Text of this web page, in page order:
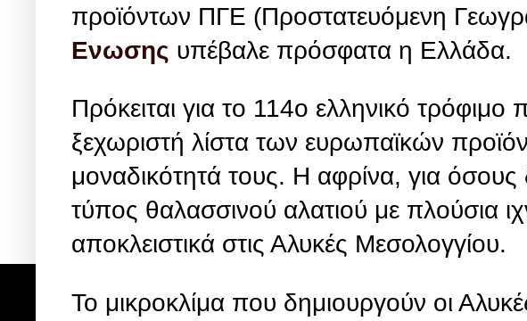
προϊόντων ΠΓΕ (Προστατευόμενη
Ενωσης υπέβαλε πρόσφατα η Ελλάδα.
Πρόκειται για το 114ο ελληνικό τρόφιμο
ξεχωριστή λίστα των ευρωπαϊκών
μοναδικότητά τους. Η αφρίνα, για όσους
τύπος θαλασσινού αλατιού με πλούσια
αποκλειστικά στις Αλυκές Μεσολογγίου.
Το μικροκλίμα που δημιουργούν οι